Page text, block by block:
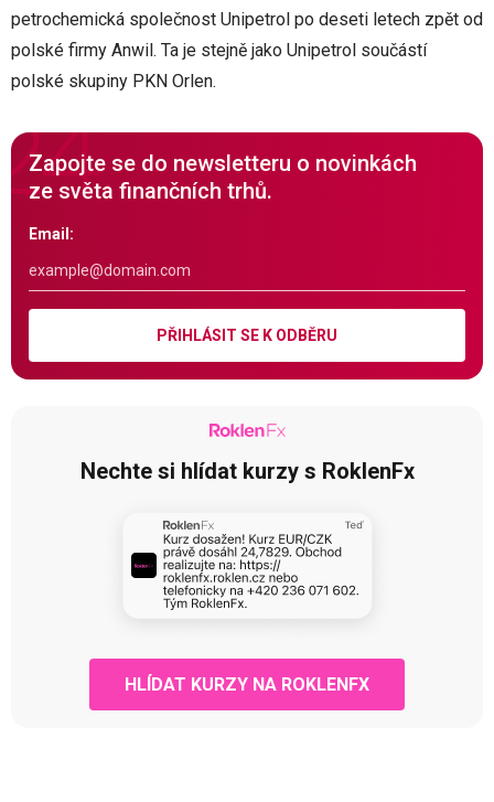
petrochemická společnost Unipetrol po deseti letech zpět od
polské firmy Anwil. Ta je stejně jako Unipetrol součástí
polské skupiny PKN Orlen.
Zapojte se do newsletteru o novinkách
ze světa finančních trhů.
Email:
PŘIHLÁSIT SE K ODBĚRU
Nechte si hlídat kurzy s RoklenFx
HLÍDAT KURZY NA ROKLENFX